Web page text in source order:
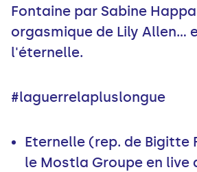
Fontaine par Sabine
orgasmique de Lily Allen...
l'éternelle.
#laguerrelapluslongue
Eternelle (rep. de Bigitte
le Mostla Groupe en live